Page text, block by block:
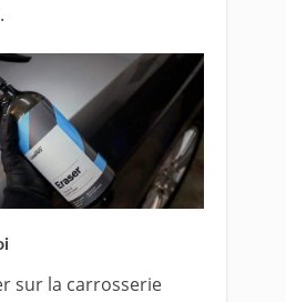
sur la carrosserie